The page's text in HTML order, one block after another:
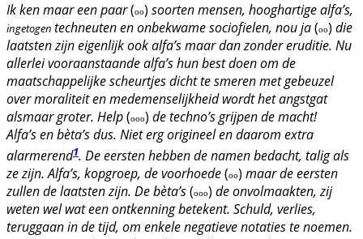
Ik ken maar een paar(oo) soorten mensen, hooghartige alfa’s,
ingetogen techneuten en onbekwame sociofielen, nouja(oo) die
laatsten zijn eigenlijk ook alfa’s maar dan zonder eruditie. Nu
allerlei vooraanstaande alfa’s hun best doen om de
maatschappelijke scheurtjes dicht te smeren met gebeuzel
over moraliteit en medemenselijkheid wordt het angstgat
alsmaar groter. Help(ooo) de techno’s grijpen de macht!
Alfa’s en bèta’s dus. Niet erg origineel en daarom extra
alarmerend1. De eersten hebben de namen bedacht, talig als
ze zijn. Alfa’s, kopgroep, de voorhoede(oo) maar de eersten
zullen de laatsten zijn. De bèta’s(ooo) de onvolmaakten, zij
weten wel wat een ontkenning betekent. Schuld, verlies,
teruggaan in de tijd, om enkele negatieve notaties te noemen.